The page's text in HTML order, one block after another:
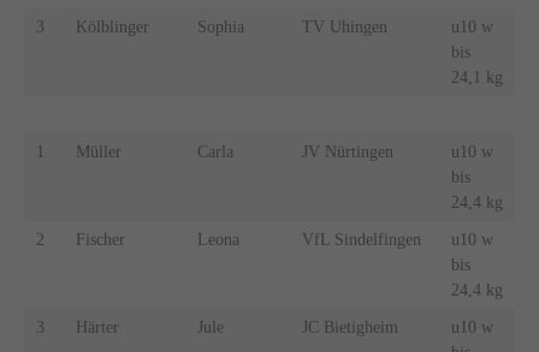
3 Kölblinger Sophia TV Uhingen
u10 w
bis
24,1 kg
1 Müller Carla JV Nürtingen
u10 w
bis
24,4 kg
2 Fischer Leona VfL Sindelfingen
u10 w
bis
24,4 kg
3 Härter Jule JC Bietigheim
u10 w